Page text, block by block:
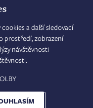
a další sledovací
prostředí, zobrazení
návštěvnosti
COOKIES